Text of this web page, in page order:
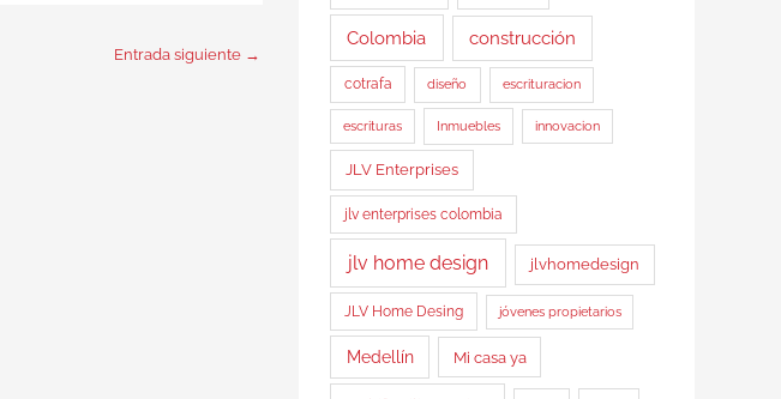
Entrada siguiente →
Colombia construcción
cotrafa diseño escrituracion
escrituras Inmuebles innovacion
JLV Enterprises
jlv enterprises colombia
jlv home design jlvhomedesign
JLV Home Desing jóvenes propietarios
Medellín Mi casa ya